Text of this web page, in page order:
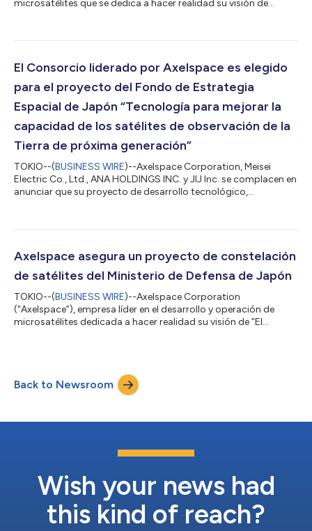
microsatélites que se dedica a hacer realidad su visión de
próxima generación GRUS-3 se lanzaron con éxito y que se
microsatélites GRUS-3 fueron integrados por Exolaunch y
lanzados a bordo de un cohete Falcon 9 de SpaceX...
El Consorcio liderado por Axelspace es elegido
para el proyecto del Fondo de Estrategia
Espacial de Japón “Tecnología para mejorar la
capacidad de los satélites de observación de la
Tierra de próxima generación”
TOKIO--(BUSINESS WIRE)--Axelspace Corporation, Meisei
Electric Co., Ltd., ANA HOLDINGS INC. y JIJ Inc. se complacen en
anunciar que su proyecto de desarrollo tecnológico,
Aeroespacial de Japón (JAXA, por sus siglas en inglés) bajo el
observación de la Tierra de próxima generación”. Resumen del
proyecto (previsto) Tema de d...
Axelspace asegura un proyecto de constelación
de satélites del Ministerio de Defensa de Japón
TOKIO--(BUSINESS WIRE)--Axelspace Corporation
(“Axelspace”), empresa líder en el desarrollo y operación de
microsatélites dedicada a hacer realidad su visión de “El
Constellation Co., Ltd. y Mitsui Bussan Aerospace Co., Ltd. para
la adquisición de datos de imágenes ópticas. Tri-Sat
Constellation Co., Ltd. es una sociedad...
Back to Newsroom
Wish your news had
this kind of reach?